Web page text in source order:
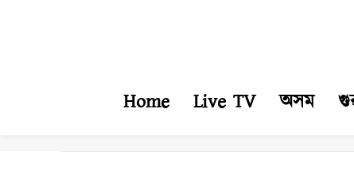
Home Live TV অসম